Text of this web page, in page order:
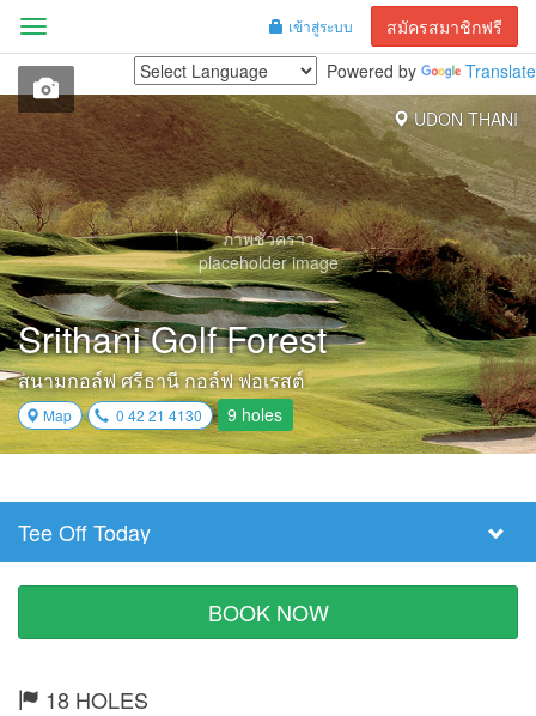
เข้าสู่ระบบ สมัครสมาชิกฟรี
Menu
Powered by
Translate
UDON THANI
ภาพชั่วคราว
placeholder image
Srithani Golf Forest
สนามกอล์ฟ ศรีธานี กอล์ฟ ฟอเรสต์
Map 0 42 21 4130 9 holes
Select
Tee
Time
Tee Off Today
BOOK NOW
18 HOLES